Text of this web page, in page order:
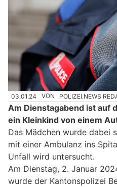
03.01.24 VON POLIZEI.NEWS
Am Dienstagabend ist auf
ein Kleinkind von einem
Das Mädchen wurde dabei
mit einer Ambulanz ins
Unfall wird untersucht.
Am Dienstag, 2. Januar
wurde der Kantonspolizei